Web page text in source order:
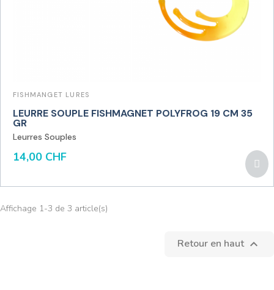
FISHMANGET LURES
LEURRE SOUPLE FISHMAGNET POLYFROG 19 CM 35
GR
Leurres Souples
14,00 CHF
Affichage 1-3 de 3 article(s)
Retour en haut 